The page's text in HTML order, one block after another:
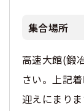
集合場所
高速大館(鍛
さい。上記
迎えにまりま